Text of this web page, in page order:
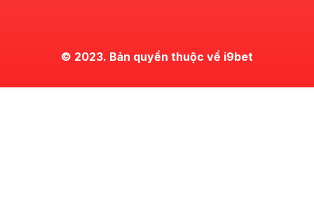
© 2023. Bản quyền thuộc về i9bet